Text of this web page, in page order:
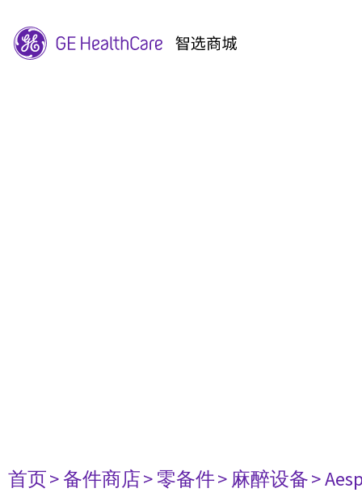
首页> 备件商店> 零备件> 麻醉设备>